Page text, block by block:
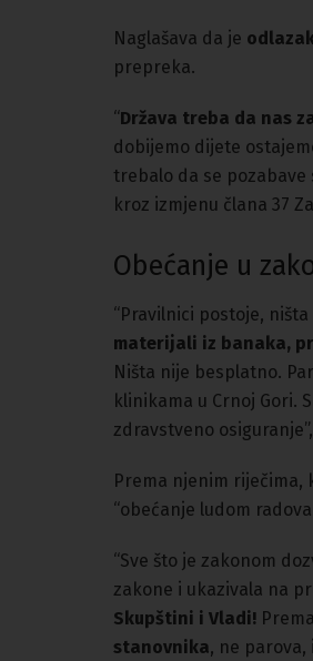
Naglašava da je
prepreka.
“Država treba da nas
dobijemo dijete
trebalo da se
kroz izmjenu člana 37
Obećanje u
“Pravilnici postoje,
materijali iz banaka,
Ništa nije besplatno.
klinikama u Crnoj Gori.
zdravstveno
Prema njenim riječima,
“obećanje ludom
“Sve što je zakonom
zakone i ukazivala na
Skupštini i Vladi!
stanovnika, ne